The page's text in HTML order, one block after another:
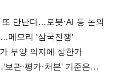
만난다…로봇·AI 등 논의
메모리 ‘삼국전쟁’
부양 의지에 상한가
관·평가·처분' 기준은